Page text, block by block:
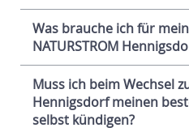
Was brauche ich für
NATURSTROM
Muss ich beim Wechsel
Hennigsdorf meinen
selbst kündigen?